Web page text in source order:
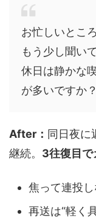
お忙しいとこ
もう少し聞い
休日は静かな
が多いですか？
After： 同日夜に
継続。 3往復目で
焦って連投
再送は“軽く